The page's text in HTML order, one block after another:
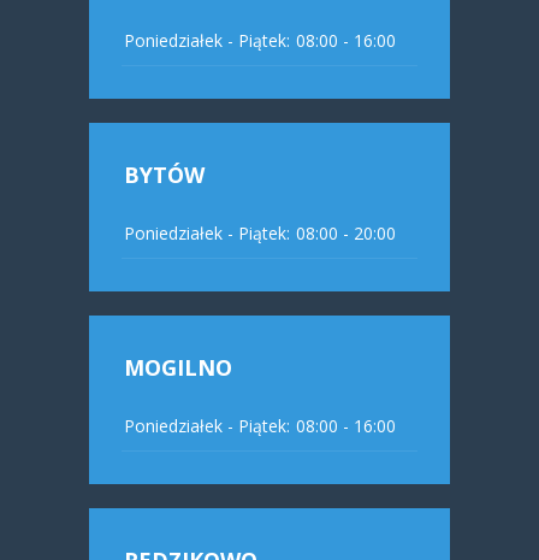
Poniedziałek - Piątek: 08:00 - 16:00
BYTÓW
Poniedziałek - Piątek: 08:00 - 20:00
MOGILNO
Poniedziałek - Piątek: 08:00 - 16:00